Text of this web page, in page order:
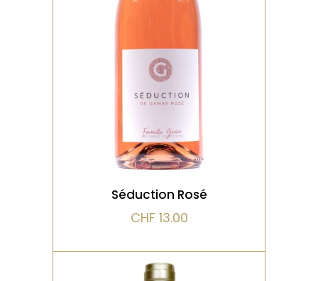
jus blanc, nez de petits
VOIR LE PRODUIT
Séduction Rosé
CHF 13.00